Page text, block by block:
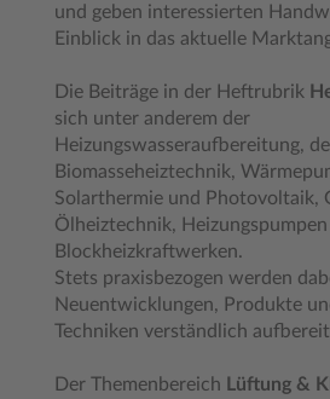
und geben interessierten
Einblick in das aktuelle
Die Beiträge in der Heftrubrik
sich unter anderem der
Heizungswasseraufbereitung,
Biomasseheiztechnik,
Solarthermie und Photovoltaik,
Ölheiztechnik, Heizungspumpen
Blockheizkraftwerken.
Stets praxisbezogen werden
Neuentwicklungen, Produkte
Techniken verständlich
Der Themenbereich Lüftung &